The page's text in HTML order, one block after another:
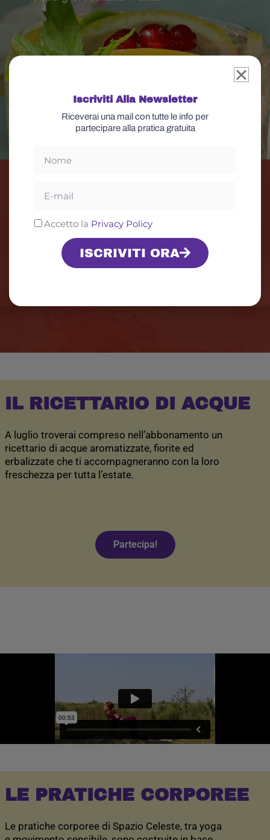
IL RICETTARIO DI ACQUE
A luglio troverai compreso nell’abbonamento un
ricettario di acque aromatizzate, fiorite ed
erbalizzate che ti accompagneranno con la loro
freschezza per tutta l’estate.
Partecipa!
LE PRATICHE CORPOREE
Le pratiche corporee di Spazio Celeste, tra yoga
Iscriviti Alla Newsletter
Riceverai una mail con tutte le info per
partecipare alla pratica gratuita
Privacy
Accetto la Privacy Policy
ISCRIVITI ORA